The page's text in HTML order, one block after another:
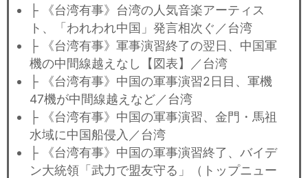
├ 《台湾有事》台湾の人気音楽アーティス
ト、「われわれ中国」発言相次ぐ／台湾
├ 《台湾有事》軍事演習終了の翌日、中国軍
機の中間線越えなし【図表】／台湾
├ 《台湾有事》中国の軍事演習2日目、軍機
47機が中間線越えなど／台湾
├ 《台湾有事》中国の軍事演習、金門・馬祖
水域に中国船侵入／台湾
├ 《台湾有事》中国の軍事演習終了、バイデ
ン大統領「武力で盟友守る」（トップニュー